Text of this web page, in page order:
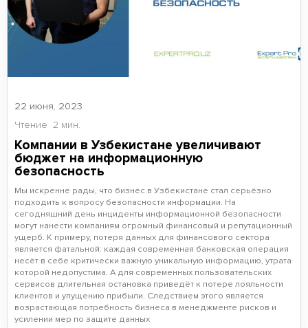
22 июня, 2023
Чтение 2 мин.
Компании в Узбекистане увеличивают
бюджет на информационную
безопасность
Мы искренне рады, что бизнес в Узбекистане стал серьёзно
подходить к вопросу безопасности информации. На
сегодняшний день инциденты информационной безопасности
могут нанести компаниям огромный финансовый и репутационный
ущерб. К примеру, потеря данных для финансового сектора
является фатальной: каждая современная банковская операция
несёт в себе критически важную уникальную информацию, утрата
которой недопустима. А для современных пользовательских
сервисов длительная остановка приведёт к потере лояльности
клиентов и упущению прибыли. Следствием этого является
возрастающая потребность бизнеса в менеджменте рисков и
усилении мер по защите данных